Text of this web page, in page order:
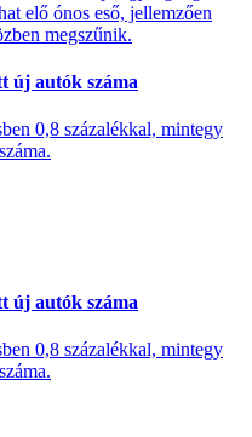
elő ónos eső, jellemzően
megszűnik.
új autók száma
0,8 százalékkal, mintegy
új autók száma
0,8 százalékkal, mintegy